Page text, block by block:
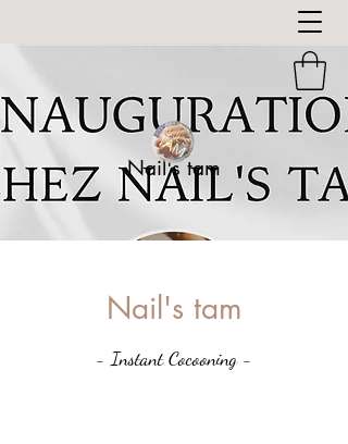
Nail's tam
Nail's tam
- Instant Cocooning -